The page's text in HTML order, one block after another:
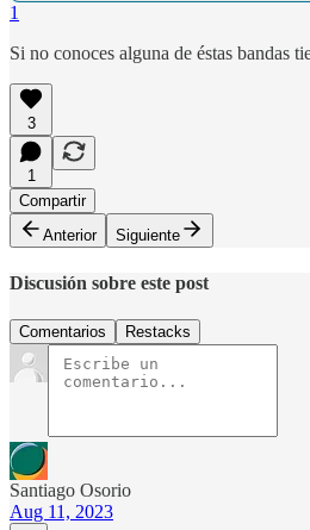
1
Si no conoces alguna de éstas bandas
3
1
Compartir
Anterior
Siguiente
Discusión sobre este post
Comentarios Restacks
Santiago Osorio
Aug 11, 2023